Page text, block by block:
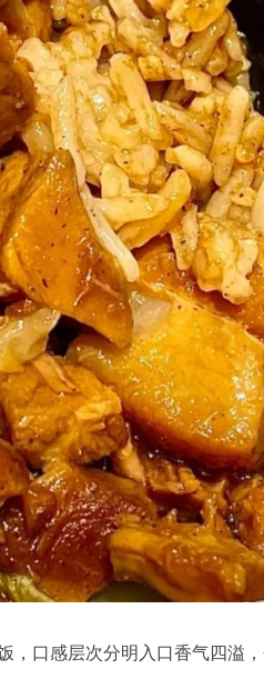
口感层次分明入口香气四溢